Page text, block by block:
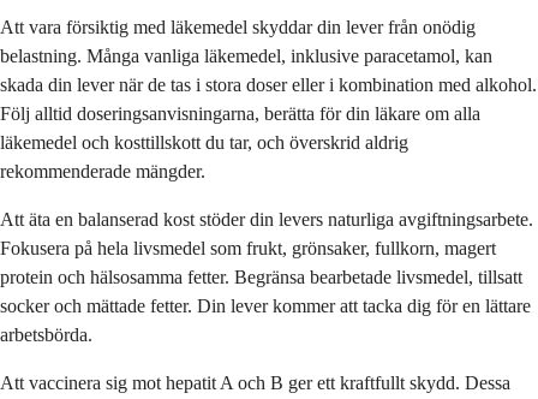
Att vara försiktig med läkemedel skyddar din lever från onödig
belastning. Många vanliga läkemedel, inklusive paracetamol, kan
skada din lever när de tas i stora doser eller i kombination med alkohol.
Följ alltid doseringsanvisningarna, berätta för din läkare om alla
läkemedel och kosttillskott du tar, och överskrid aldrig
rekommenderade mängder.
Att äta en balanserad kost stöder din levers naturliga avgiftningsarbete.
Fokusera på hela livsmedel som frukt, grönsaker, fullkorn, magert
protein och hälsosamma fetter. Begränsa bearbetade livsmedel, tillsatt
socker och mättade fetter. Din lever kommer att tacka dig för en lättare
arbetsbörda.
Att vaccinera sig mot hepatit A och B ger ett kraftfullt skydd. Dessa